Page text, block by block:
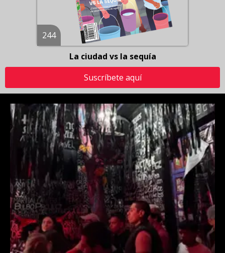
244
La ciudad vs la sequía
Suscríbete aquí